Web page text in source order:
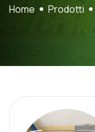
Home Prodotti